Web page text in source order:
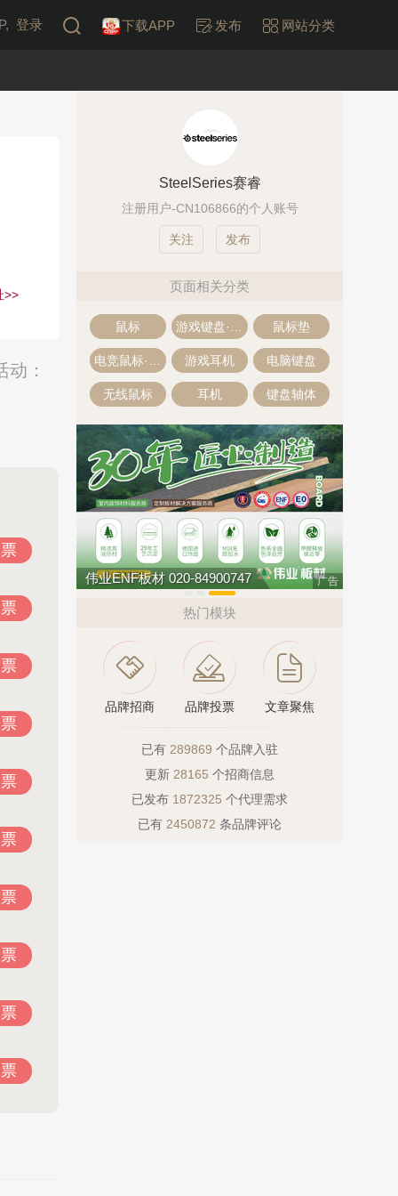
登录 下载APP 发布 网站分类
>>
：
SteelSeries赛睿
注册用户-CN106866的个人账号
发布
页面相关分类
鼠标 鼠标垫
游戏耳机 电脑键盘
无线鼠标 耳机 键盘轴体
南飞NCNF 0791-88388036 广告
热门模块
品牌招商 品牌投票 文章聚焦
已有 289869 个品牌入驻
更新 28165 个招商信息
已发布 1872325 个代理需求
已有 2450872 条品牌评论